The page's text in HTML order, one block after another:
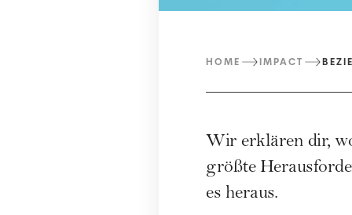
HOME IMPACT
Wir erklären dir,
größte
es heraus.